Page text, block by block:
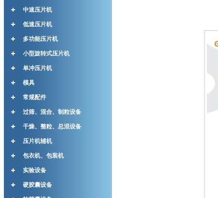
中速压片机
低速压片机
多功能压片机
小型旋转式压片机
单冲压片机
模具
常规配件
过筛、混合、制粒设备
干燥、整粒、总混设备
压片机辅机
包衣机、包装机
实验设备
硬胶囊设备